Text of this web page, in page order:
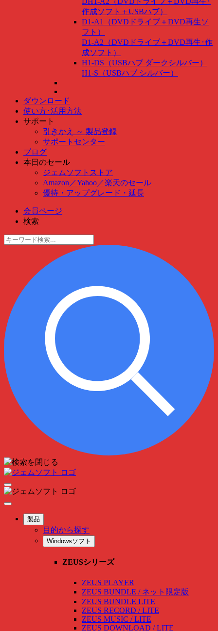
作成ソフト＋USBハブ）
D1-A1（DVDドライブ＋DVD再生ソ
フト）
D1-A2（DVDドライブ＋DVD再生･作
成ソフト）
H1-DS（USBハブ ダークシルバー）
H1-S（USBハブ シルバー）
ダウンロード
使い方･活用方法
サポート
引きかえ ～ 製品登録
サポートセンター
ブログ
本日のセール
ジェムソフトストア
Amazon ／Yahoo ／楽天のセール
優待・アップグレード・延長
会員ページ
検索
製品
目的から探す
Windowsソフト
ZEUSシリーズ
ZEUS PLAYER
ZEUS BUNDLE / ネット限定版
ZEUS BUNDLE LITE
ZEUS RECORD / LITE
ZEUS MUSIC / LITE
ZEUS DOWNLOAD / LITE